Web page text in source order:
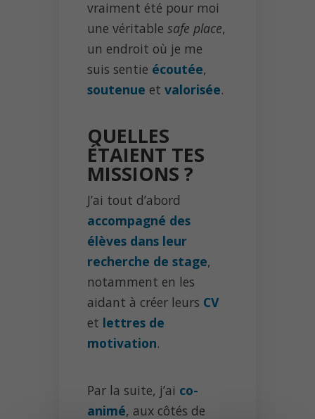
vraiment été pour moi
une véritable safe place,
un endroit où je me
suis sentie écoutée,
soutenue et valorisée.
QUELLES
ÉTAIENT TES
MISSIONS ?
J’ai tout d’abord
accompagné des
élèves dans leur
recherche de stage,
notamment en les
aidant à créer leurs CV
et lettres de
motivation.
Par la suite, j’ai co-
animé, aux côtés de